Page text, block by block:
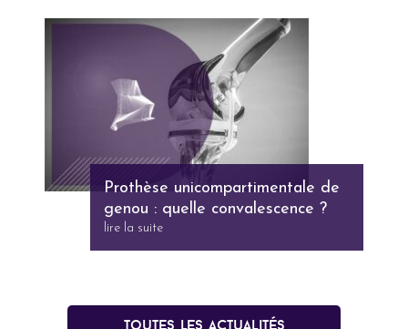
Prothèse unicompartimentale de
genou : quelle convalescence ?
lire la suite
Toutes les actualités